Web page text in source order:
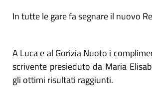
In tutte le gare fa segnare il nuovo
A Luca e al Gorizia Nuoto i
scrivente presieduto da Maria
gli ottimi risultati raggiunti.